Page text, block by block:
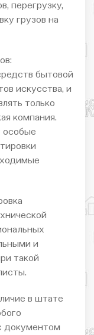
перегрузку,
грузов на
бытовой
искусства, и
только
компания.
особые
и
такой
в штате
документом